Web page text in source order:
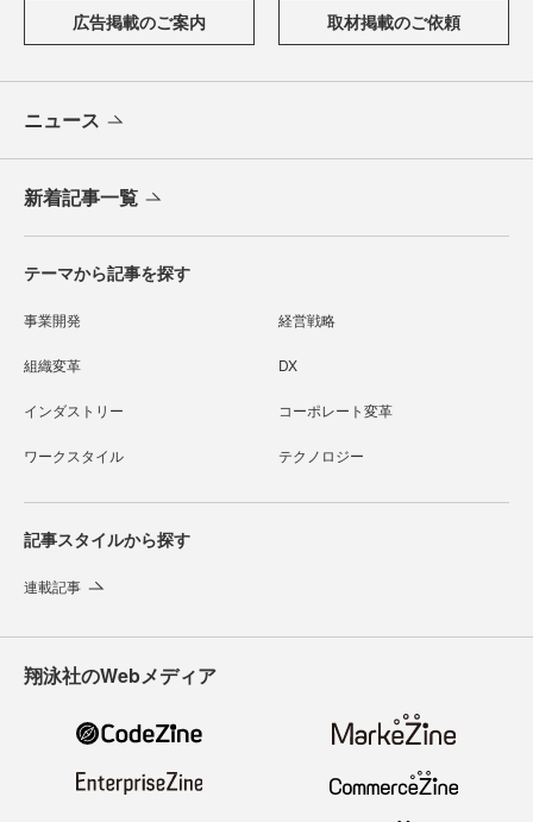
広告掲載のご案内 取材掲載のご依頼
ニュース
新着記事一覧
テーマから記事を探す
事業開発 経営戦略
組織変革 DX
インダストリー コーポレート変革
ワークスタイル テクノロジー
記事スタイルから探す
連載記事
翔泳社のWebメディア